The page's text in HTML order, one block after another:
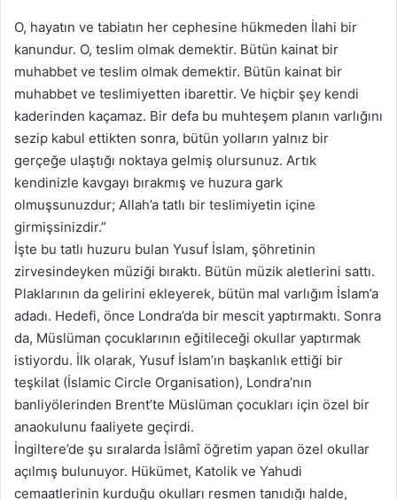
O, hayatın ve tabiatın her cephesine hükmeden İlahi bir
kanundur. O, teslim olmak demektir. Bütün kainat bir
muhabbet ve teslim olmak demektir. Bütün kainat bir
muhabbet ve teslimiyetten ibarettir. Ve hiçbir şey kendi
kaderinden kaçamaz. Bir defa bu muhteşem planın varlığını
sezip kabul ettikten sonra, bütün yolların yalnız bir
gerçeğe ulaştığı noktaya gelmiş olursunuz. Artık
kendinizle kavgayı bırakmış ve huzura gark
olmuşsunuzdur; Allah’a tatlı bir teslimiyetin içine
girmişsinizdir.”
İşte bu tatlı huzuru bulan Yusuf İslam, şöhretinin
zirvesindeyken müziği bıraktı. Bütün müzik aletlerini sattı.
Plaklarının da gelirini ekleyerek, bütün mal varlığım İslam’a
adadı. Hedefi, önce Londra’da bir mescit yaptırmaktı. Sonra
da, Müslüman çocuklarının eğitileceği okullar yaptırmak
istiyordu. İlk olarak, Yusuf İslam’ın başkanlık ettiği bir
teşkilat (İslamic Circle Organisation), Londra’nın
banliyölerinden Brent’te Müslüman çocukları için özel bir
anaokulunu faaliyete geçirdi.
İngiltere’de şu sıralarda İslâmî öğretim yapan özel okullar
açılmış bulunuyor. Hükümet, Katolik ve Yahudi
cemaatlerinin kurduğu okulları resmen tanıdığı halde,